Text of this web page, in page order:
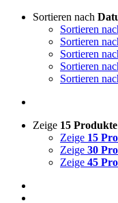
Sortieren nach
Sortieren
Sortieren
Sortieren
Sortieren
Sortieren
Zeige 15 Produkte
Zeige 15
Zeige 30
Zeige 45